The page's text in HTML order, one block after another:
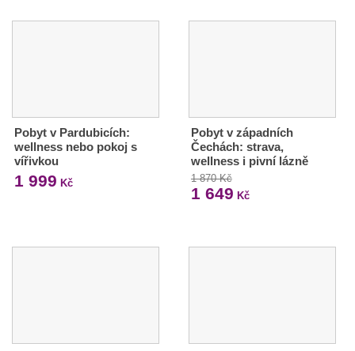
Pobyt v Pardubicích:
wellness nebo pokoj s
vířivkou
1 999 Kč
Pobyt v západních
Čechách: strava,
wellness i pivní lázně
1 870 Kč
1 649 Kč